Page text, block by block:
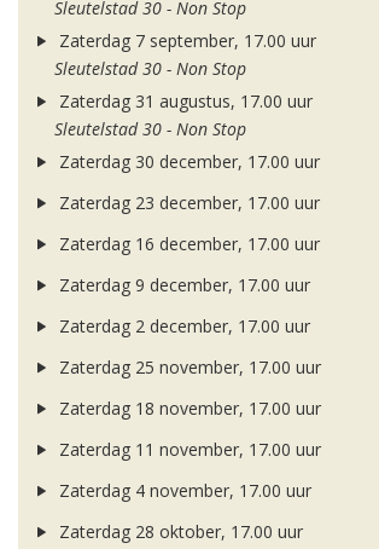
Sleutelstad 30 - Non Stop
Zaterdag 7 september, 17.00 uur
Sleutelstad 30 - Non Stop
Zaterdag 31 augustus, 17.00 uur
Sleutelstad 30 - Non Stop
Zaterdag 30 december, 17.00 uur
Zaterdag 23 december, 17.00 uur
Zaterdag 16 december, 17.00 uur
Zaterdag 9 december, 17.00 uur
Zaterdag 2 december, 17.00 uur
Zaterdag 25 november, 17.00 uur
Zaterdag 18 november, 17.00 uur
Zaterdag 11 november, 17.00 uur
Zaterdag 4 november, 17.00 uur
Zaterdag 28 oktober, 17.00 uur